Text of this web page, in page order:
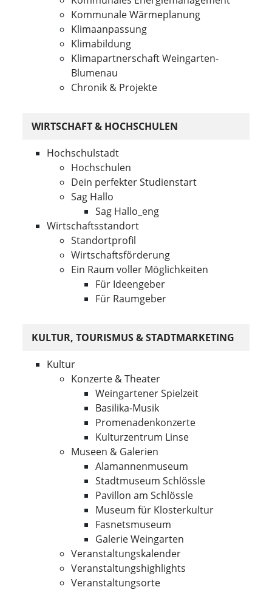
Kommunale Wärmeplanung
Klimaanpassung
Klimabildung
Klimapartnerschaft Weingarten-
Blumenau
Chronik & Projekte
WIRTSCHAFT & HOCHSCHULEN
Hochschulstadt
Hochschulen
Dein perfekter Studienstart
Sag Hallo
Sag Hallo_eng
Wirtschaftsstandort
Standortprofil
Wirtschaftsförderung
Ein Raum voller Möglichkeiten
Für Ideengeber
Für Raumgeber
KULTUR, TOURISMUS & STADTMARKETING
Kultur
Konzerte & Theater
Weingartener Spielzeit
Basilika-Musik
Promenadenkonzerte
Kulturzentrum Linse
Museen & Galerien
Alamannenmuseum
Stadtmuseum Schlössle
Pavillon am Schlössle
Museum für Klosterkultur
Fasnetsmuseum
Galerie Weingarten
Veranstaltungskalender
Veranstaltungshighlights
Veranstaltungsorte